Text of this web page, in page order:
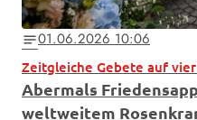
notes01.06.2026 10:06
Zeitgleiche Gebete auf
Abermals
weltweitem